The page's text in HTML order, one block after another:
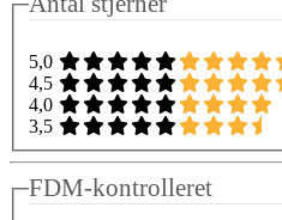
5,0
4,5
4,0
3,5
FDM-kontrolleret